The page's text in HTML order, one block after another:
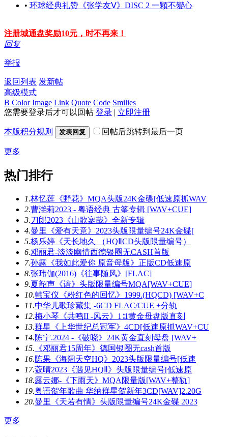
• 环球经典礼赞《张学友Ⅴ》DISC 2 一顆不變心
注册城通盘奖励10元，时不再来！
回复
举报
返回列表 发新帖
高级模式
B Color Image Link Quote Code Smilies
您需要登录后才可以回帖 登录 | 立即注册
本版积分规则 发表回复 回帖后跳转到最后一页
更多
热门排行
1.林忆莲《野花》MQA头版24K金碟[低速原抓WAV
2.曹滟莉2023 - 粤语经典 古筝专辑 [WAV+CUE]
3.刀郎2023《山歌寥哉》全新专辑
4.曼里《爱有天意》2023头版限量编号24K金碟[
5.杨乐婷《天长地久 （HQⅡCD头版限量编号）
6.邓丽君-淡淡幽情西德银圈无CASH首版
7.孙露《我如此爱你 原音母版》正版CD低速原
8.张玮伽(2016)《往事随风》[FLAC]
9.夏韶声《谙》头版限量编号MQA[WAV+CUE]
10.韩宝仪《粉红色的回忆》1999.(HQCD) [WAV+C
11.中华儿歌珍藏集 -6CD FLAC/CUE +分轨
12.梅小琴《共鸣II -风云》1∶1黄金母盘版直刻
13.群星《上华世纪总冠军》4CD[低速原抓WAV+CU
14.陈宁.2024 -《破晓》24K黄金直刻母盘 [WAV+
15. 《邓丽君15周年》德国银圈无cash首版
16.陈果《海阔天空HQ》2023头版限量编号[低速
17.蔻晴2023《遇见HQⅡ》头版限量编号[低速原
18.露云娜-《下雨天》MQA限量版[WAV+整轨]
19.粤语贺年歌曲 华纳群星贺新年3CD[WAV]2.20G
20.曼里《天若有情》头版限量编号24K金碟 2023
更多